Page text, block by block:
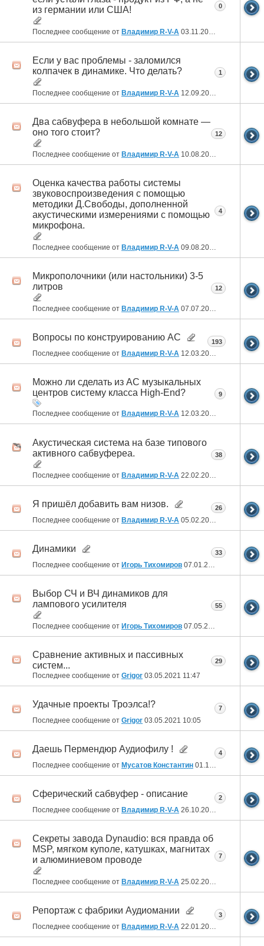
из германии или США!
Последнее сообщение от Владимир R-V-A 03.11.2022
0
Если у вас проблемы - заломился
колпачек в динамике. Что делать?
Последнее сообщение от Владимир R-V-A 12.09.2022
1
Два сабвуфера в небольшой комнате —
оно того стоит?
Последнее сообщение от Владимир R-V-A 10.08.2022
12
Оценка качества работы системы
звуковоспроизведения с помощью
методики Д.Свободы, дополненной
акустическими измерениями с помощью
микрофона.
Последнее сообщение от Владимир R-V-A 09.08.2022
4
Микрополочники (или настольники) 3-5
литров
Последнее сообщение от Владимир R-V-A 07.07.2022
12
Вопросы по конструированию АС
Последнее сообщение от Владимир R-V-A 12.03.2022
193
Можно ли сделать из АС музыкальных
центров систему класса High-End?
Последнее сообщение от Владимир R-V-A 12.03.2022
9
Акустическая система на базе типового
активного сабвуфереа.
Последнее сообщение от Владимир R-V-A 22.02.2022
38
Я пришёл добавить вам низов.
Последнее сообщение от Владимир R-V-A 05.02.2022
26
Динамики
Последнее сообщение от Игорь Тихомиров 07.01.2022
33
Выбор СЧ и ВЧ динамиков для
лампового усилителя
Последнее сообщение от Игорь Тихомиров 07.05.2021
55
Сравнение активных и пассивных
систем...
Последнее сообщение от Grigor 03.05.2021 11:47
29
Удачные проекты Троэлса!?
Последнее сообщение от Grigor 03.05.2021 10:05
7
Даешь Пермендюр Аудиофилу !
Последнее сообщение от Мусатов Константин 01.12.2020 20:24
4
Сферический сабвуфер - описание
Последнее сообщение от Владимир R-V-A 26.10.2020
2
Секреты завода Dynaudio: вся правда об
MSP, мягком куполе, катушках, магнитах
и алюминиевом проводе
Последнее сообщение от Владимир R-V-A 25.02.2020
7
Репортаж с фабрики Аудиомании
Последнее сообщение от Владимир R-V-A 22.01.2020
3